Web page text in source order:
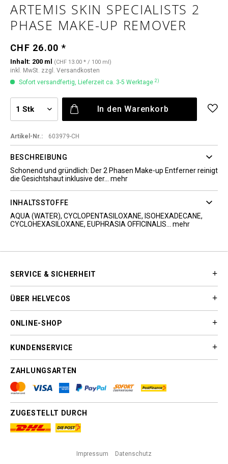
ARTEMIS SKIN SPECIALISTS 2
PHASE MAKE-UP REMOVER
CHF 26.00 *
Inhalt: 200 ml (CHF 13.00 * / 100 ml)
inkl. MwSt. zzgl. Versandkosten
Sofort versandfertig, Lieferzeit ca. 3-5 Werktage 2)
In den Warenkorb
Artikel-Nr.: 603979-CH
BESCHREIBUNG
Schonend und gründlich: Der 2 Phasen Make-up Entferner reinigt
die Gesichtshaut inklusive der...
mehr
INHALTSSTOFFE
AQUA (WATER), CYCLOPENTASILOXANE, ISOHEXADECANE,
CYCLOHEXASILOXANE, EUPHRASIA OFFICINALIS...
mehr
SERVICE & SICHERHEIT
ÜBER HELVECOS
ONLINE-SHOP
KUNDENSERVICE
ZAHLUNGSARTEN
ZUGESTELLT DURCH
Impressum Datenschutz